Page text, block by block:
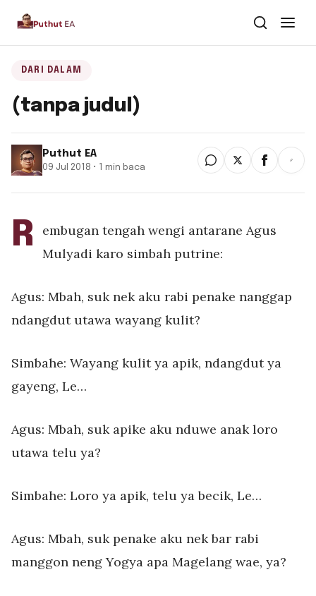
Dari Dalam
Dari Kawan
Buku
Tentang
Puthut EA
Situsweb
DARI DALAM
(tanpa judul)
Puthut EA
09 Jul 2018 • 1 min baca
R
embugan tengah wengi antarane Agus
Mulyadi karo simbah putrine:
Agus: Mbah, suk nek aku rabi penake nanggap
ndangdut utawa wayang kulit?
Simbahe: Wayang kulit ya apik, ndangdut ya
gayeng, Le…
Agus: Mbah, suk apike aku nduwe anak loro
utawa telu ya?
Simbahe: Loro ya apik, telu ya becik, Le…
Agus: Mbah, suk penake aku nek bar rabi
manggon neng Yogya apa Magelang wae, ya?